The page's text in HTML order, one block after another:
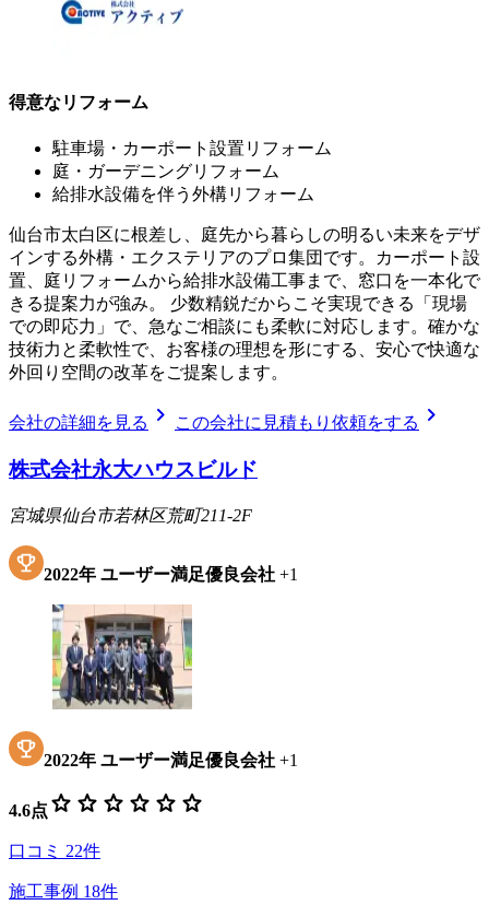
得意なリフォーム
駐車場・カーポート設置リフォーム
庭・ガーデニングリフォーム
給排水設備を伴う外構リフォーム
仙台市太白区に根差し、庭先から暮らしの明るい未来をデザ
インする外構・エクステリアのプロ集団です。カーポート設
置、庭リフォームから給排水設備工事まで、窓口を一本化で
きる提案力が強み。 少数精鋭だからこそ実現できる「現場
での即応力」で、急なご相談にも柔軟に対応します。確かな
技術力と柔軟性で、お客様の理想を形にする、安心で快適な
外回り空間の改革をご提案します。
会社の詳細を見る chevron_right この会社に見積もり依頼をする chevron_right
株式会社永大ハウスビルド
宮城県仙台市若林区荒町211-2F
2022年 ユーザー満足優良会社 +1
2022年 ユーザー満足優良会社 +1
4.6点 star star star star star star
口コミ 22件
施工事例 18件